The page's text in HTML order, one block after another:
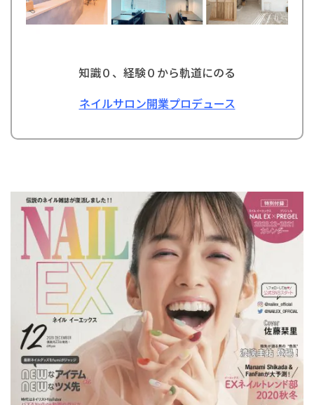
知識０、経験０から軌道にのる
ネイルサロン開業プロデュース